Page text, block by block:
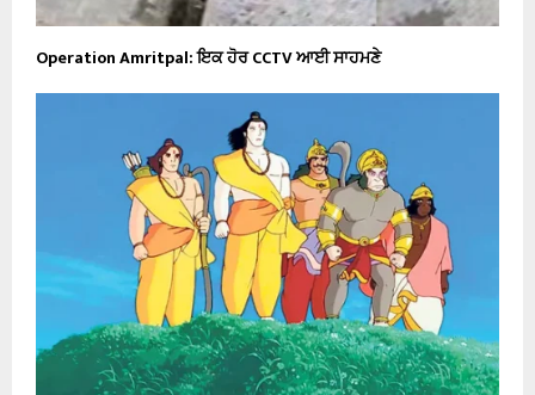
Operation Amritpal: ਇਕ ਹੋਰ CCTV ਆਈ ਸਾਹਮਣੇ